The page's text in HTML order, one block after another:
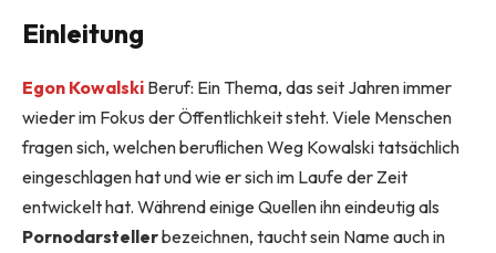
Einleitung
Egon Kowalski Beruf: Ein Thema, das seit Jahren immer
wieder im Fokus der Öffentlichkeit steht. Viele Menschen
fragen sich, welchen beruflichen Weg Kowalski tatsächlich
eingeschlagen hat und wie er sich im Laufe der Zeit
entwickelt hat. Während einige Quellen ihn eindeutig als
Pornodarstellerbezeichnen, taucht sein Name auch in